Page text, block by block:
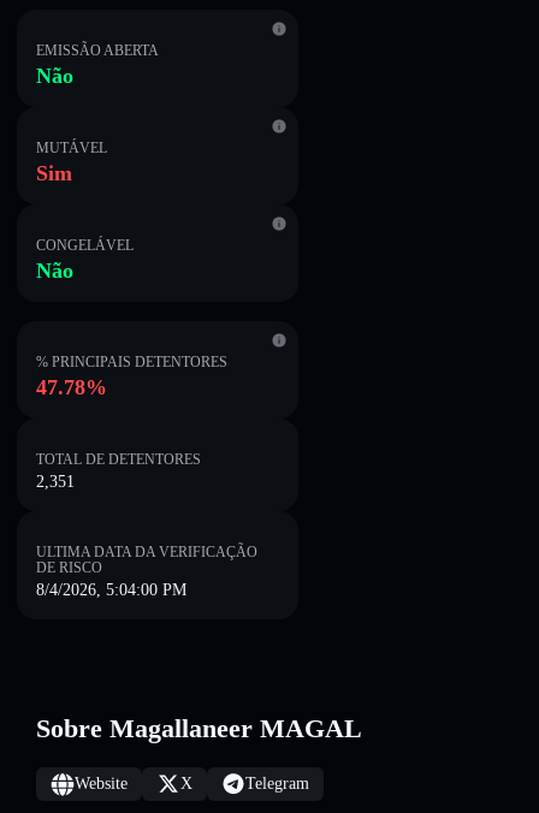
EMISSÃO ABERTA
Não
MUTÁVEL
Sim
CONGELÁVEL
Não
% PRINCIPAIS DETENTORES
47.78%
TOTAL DE DETENTORES
2,351
ULTIMA DATA DA VERIFICAÇÃO
DE RISCO
8/4/2026, 5:04:00 PM
Sobre Magallaneer MAGAL
Website X Telegram